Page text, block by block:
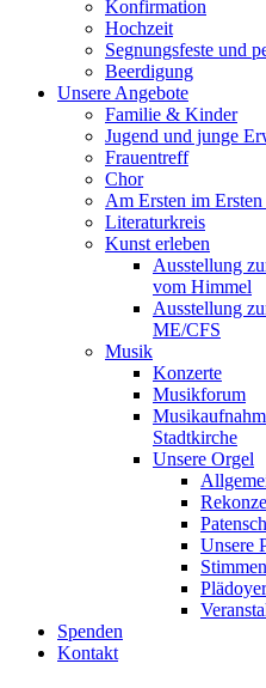
Konfirmation
Hochzeit
Segnungsfeste und
Beerdigung
Unsere Angebote
Familie & Kinder
Jugend und junge
Frauentreff
Chor
Am Ersten im
Literaturkreis
Kunst erleben
Ausstellung
vom Himmel
Ausstellung
ME/CFS
Musik
Konzerte
Musikforum
Stadtkirche
Unsere Orgel
Unsere
Spenden
Kontakt